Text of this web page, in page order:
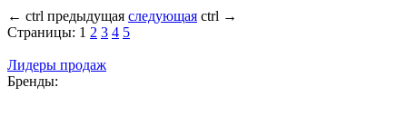
← ctrl предыдущая следующая ctrl →
Страницы: 1 2 3 4 5
Лидеры продаж
Бренды: